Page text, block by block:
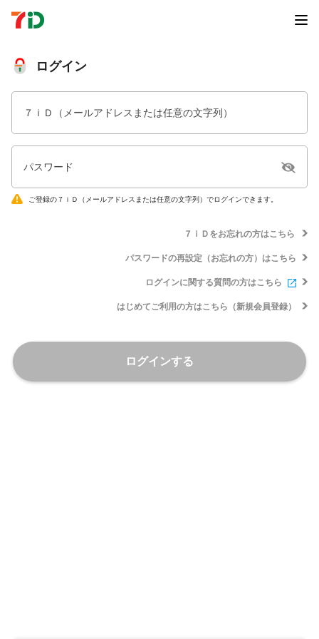
ログイン
７ｉＤ（メールアドレスまたは任意の文字列）
パスワード
ご登録の７ｉＤ（メールアドレスまたは任意の文字列）でログインできます。
７ｉＤをお忘れの方はこちら
パスワードの再設定（お忘れの方）はこちら
ログインに関する質問の方はこちら
はじめてご利用の方はこちら（新規会員登録）
ログインする